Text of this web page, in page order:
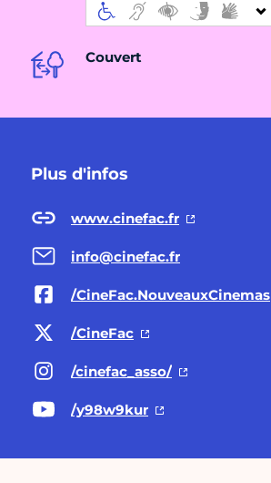
Couvert
Plus d'infos
www.cinefac.fr
info@cinefac.fr
/CineFac.NouveauxCinemas
/CineFac
/cinefac_asso/
/y98w9kur